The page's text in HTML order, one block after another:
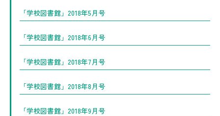
「学校図書館」2018年5月号
「学校図書館」2018年6月号
「学校図書館」2018年7月号
「学校図書館」2018年8月号
「学校図書館」2018年9月号